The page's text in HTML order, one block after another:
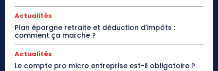
Actualités
Plan épargne retraite et déduction d’impôts :
comment ça marche ?
Actualités
Le compte pro micro entreprise est-il obligatoire ?